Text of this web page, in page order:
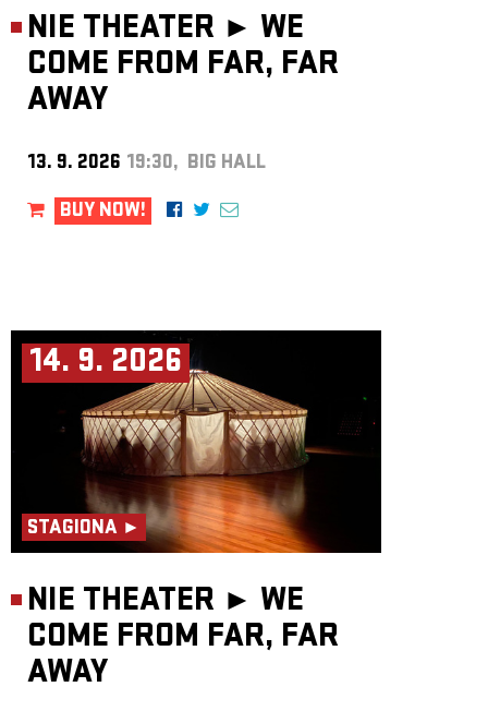
NIE THEATER ► WE
COME FROM FAR, FAR
AWAY
13. 9. 2026 19:30, BIG HALL
BUY NOW!
14. 9. 2026
STAGIONA ►
NIE THEATER ► WE
COME FROM FAR, FAR
AWAY